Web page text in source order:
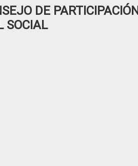
DE PARTICIPACIÓN
SOCIAL